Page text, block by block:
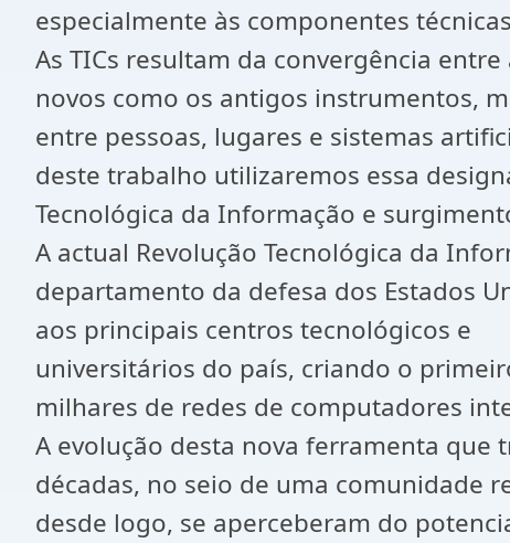
especialmente às componentes
As TICs resultam da convergência
novos como os antigos instrumentos,
entre pessoas, lugares e sistemas
deste trabalho utilizaremos essa
Tecnológica da Informação e
A actual Revolução Tecnológica da
departamento da defesa dos Estados
aos principais centros tecnológicos e
universitários do país, criando o
milhares de redes de computadores
A evolução desta nova ferramenta
décadas, no seio de uma comunidade
desde logo, se aperceberam do